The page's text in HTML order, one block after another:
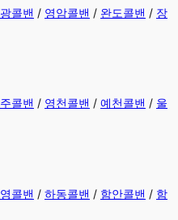
콜밴 / 영암콜밴 / 완도콜밴 / 장
콜밴 / 영천콜밴 / 예천콜밴 / 울
콜밴 / 하동콜밴 / 함안콜밴 / 함